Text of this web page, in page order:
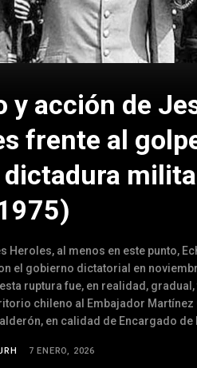
y acción de
frente al
dictadura
Heroles, al menos en este punto,
el gobierno dictatorial en
ruptura fue, en realidad,
chileno al Embajador Martínez
en calidad de Encargado de
7 ENERO, 2026